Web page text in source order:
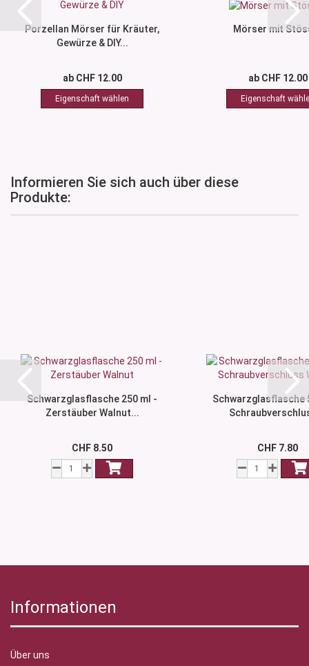
Porzellan Mörser für Kräuter,
Gewürze & DIY...
ab CHF 12.00
Mörser mit
ab CHF 12.00
Informieren Sie sich auch über diese
Produkte:
Schwarzglasflasche 250 ml -
Zerstäuber Walnut...
CHF 8.50
Schwarzglasflasche
CHF 7.80
Informationen
Über uns